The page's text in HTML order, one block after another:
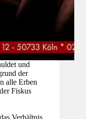
und
der
alle Erben
Fiskus
Verhältnis